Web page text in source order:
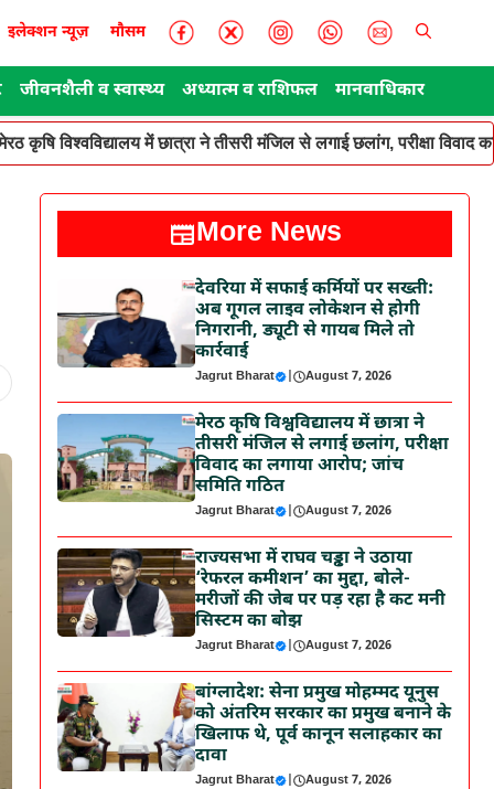
इलेक्शन न्यूज़ मौसम
जीवनशैली व स्वास्थ्य अध्यात्म व राशिफल मानवाधिकार
कृषि विश्वविद्यालय में छात्रा ने तीसरी मंजिल से लगाई छलांग, परीक्षा विवाद
More News
देवरिया में सफाई कर्मियों पर सख्ती:
अब गूगल लाइव लोकेशन से होगी
निगरानी, ड्यूटी से गायब मिले तो
कार्रवाई
Jagrut Bharat | August 7, 2026
मेरठ कृषि विश्वविद्यालय में छात्रा ने
तीसरी मंजिल से लगाई छलांग, परीक्षा
विवाद का लगाया आरोप; जांच
समिति गठित
Jagrut Bharat | August 7, 2026
राज्यसभा में राघव चड्ढा ने उठाया
‘रेफरल कमीशन’ का मुद्दा, बोले-
मरीजों की जेब पर पड़ रहा है कट मनी
सिस्टम का बोझ
Jagrut Bharat | August 7, 2026
बांग्लादेश: सेना प्रमुख मोहम्मद यूनुस
को अंतरिम सरकार का प्रमुख बनाने के
खिलाफ थे, पूर्व कानून सलाहकार का
दावा
Jagrut Bharat | August 7, 2026